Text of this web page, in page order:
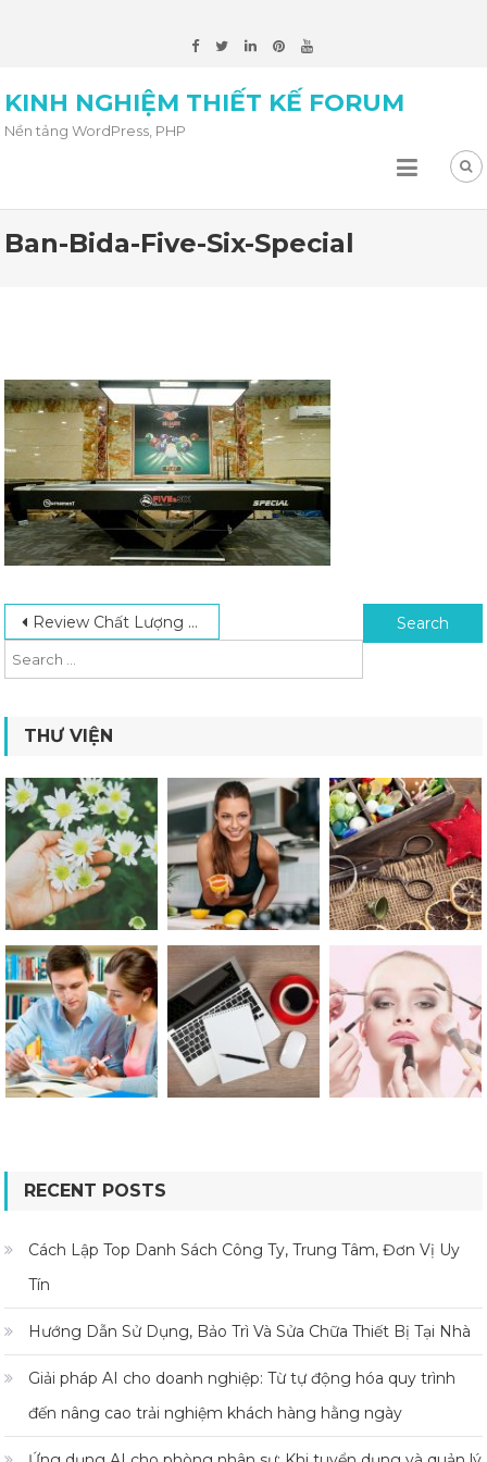
KINH NGHIỆM THIẾT KẾ FORUM
Nền tảng WordPress, PHP
Ban-Bida-Five-Six-Special
Post navigation
Review Chất Lượng Bàn Bida Lỗ Tại Bida Trọng Hiếu Search for:
THƯ VIỆN
RECENT POSTS
Cách Lập Top Danh Sách Công Ty, Trung Tâm, Đơn Vị Uy
Tín
Hướng Dẫn Sử Dụng, Bảo Trì Và Sửa Chữa Thiết Bị Tại Nhà
Giải pháp AI cho doanh nghiệp: Từ tự động hóa quy trình
đến nâng cao trải nghiệm khách hàng hằng ngày